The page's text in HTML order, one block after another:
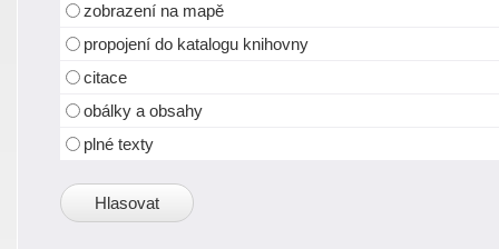
zobrazení na mapě
propojení do katalogu knihovny
citace
obálky a obsahy
plné texty